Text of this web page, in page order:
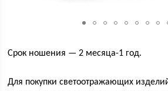
Срок ношения — 2 месяца-1 год.
Для покупки светоотражающих